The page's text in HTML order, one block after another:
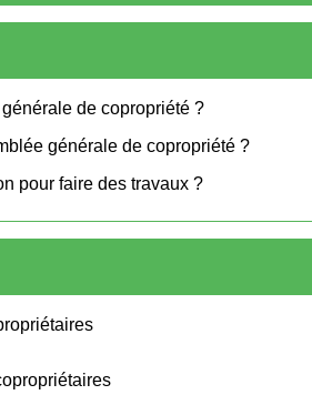
de copropriété ?
générale de copropriété ?
pour faire des travaux ?